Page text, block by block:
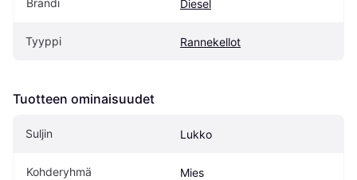
Diesel
Tyyppi Rannekellot
Tuotteen ominaisuudet
Suljin Lukko
Kohderyhmä Mies